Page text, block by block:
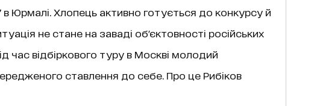
в Юрмалі. Хлопець активно готується до конкурсу й
не стане на заваді об'єктовності російських
час відбіркового туру в Москві молодий
ставлення до себе. Про це Рибіков